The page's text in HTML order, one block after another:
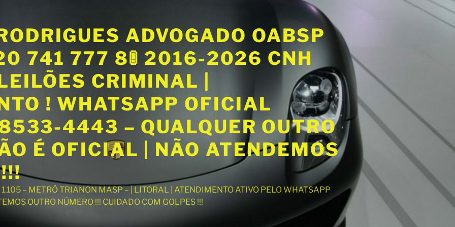
ADVOGADO OABSP
741 777 8🚦 2016-2026 CNH
CRIMINAL |
! WHATSAPP OFICIAL
4443 – QUALQUER OUTRO
É OFICIAL | NÃO ATENDEMOS
– METRÔ TRIANON MASP – | LITORAL | ATENDIMENTO ATIVO PELO WHATSAPP
OUTRO NÚMERO !!! CUIDADO COM GOLPES !!!